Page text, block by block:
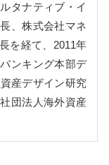
タナティブ・イ
、株式会社マネ
を経て、2011年
ンキング本部デ
産デザイン研究
団法人海外資産